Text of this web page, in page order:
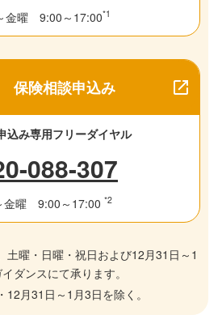
金曜 9:00～17:00*1
保険相談申込み
込み専用フリーダイヤル
088-307
金曜 9:00～17:00 *2
土曜・日曜・祝日および12月31日～1
ダンスにて承ります。
月31日～1月3日を除く。